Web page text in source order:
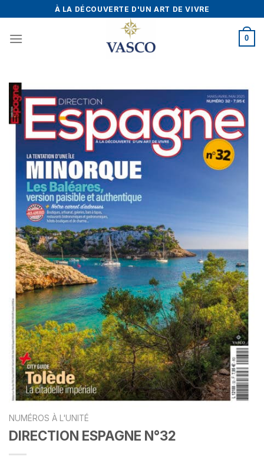
to
content
À LA DÉCOUVERTE D'UN ART DE VIVRE
0
NUMÉROS À L'UNITÉ
DIRECTION ESPAGNE N°32